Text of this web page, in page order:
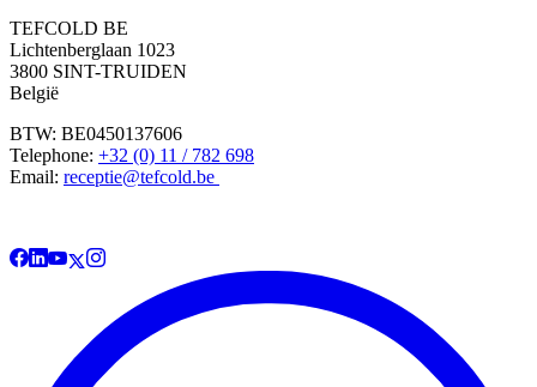
TEFCOLD BE
Lichtenberglaan 1023
3800 SINT-TRUIDEN
België
BTW: BE0450137606
Telephone: +32 (0) 11 / 782 698
Email: receptie@tefcold.be